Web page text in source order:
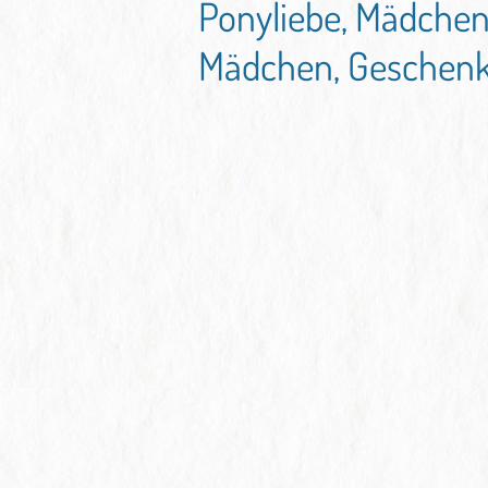
Ponyliebe,
Mädchen,